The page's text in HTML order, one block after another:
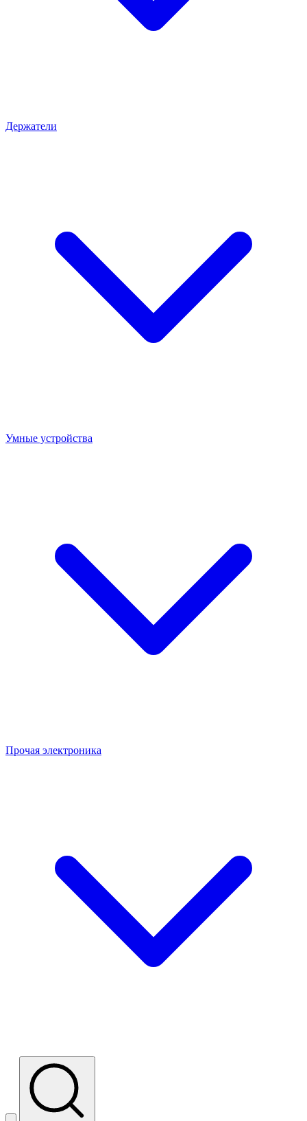
Держатели
Умные устройства
Прочая электроника